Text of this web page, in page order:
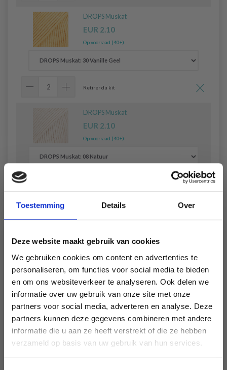
Toestemming Details Over
Deze website maakt gebruik van cookies
We gebruiken cookies om content en advertenties te
personaliseren, om functies voor social media te bieden
en om ons websiteverkeer te analyseren. Ook delen we
informatie over uw gebruik van onze site met onze
partners voor social media, adverteren en analyse. Deze
partners kunnen deze gegevens combineren met andere
informatie die u aan ze heeft verstrekt of die ze hebben
verzameld op basis van uw gebruik van hun services.
DROPS Muskat
EUR 2.10
Op voorraad (40+)
Retirer du kit
DROPS Muskat
EUR 2.10
Op voorraad (40+)
DROPS Muskat
EUR 2.10
Retirer du kit
Alles toevoegen aan winkelwagen ( EUR 12.60)
Économisez jusqu'à 50 %
Soyez le premier à connaître nos soldes et